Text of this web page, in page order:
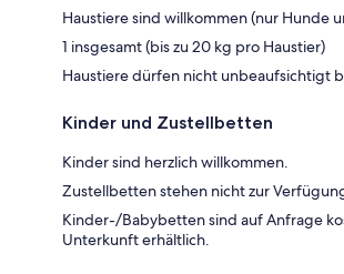
Haustiere sind willkommen (nur Hunde
1 insgesamt (bis zu 20 kg pro Haustier)
Haustiere dürfen nicht unbeaufsichtigt
Kinder und Zustellbetten
Kinder sind herzlich willkommen.
Zustellbetten stehen nicht zur
Kinder-/Babybetten sind auf Anfrage
Unterkunft erhältlich.